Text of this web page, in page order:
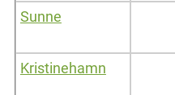
Sunne
Kristinehamn